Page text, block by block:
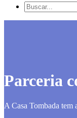
Parceria
A Casa Tombada tem